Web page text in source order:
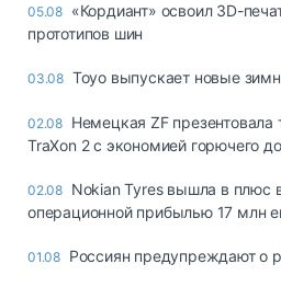
05.08 «Кордиант» освоил 3D-
прототипов шин
03.08 Toyo выпускает новые
02.08 Немецкая ZF
TraXon 2 с экономией горючего
02.08 Nokian Tyres вышла в плюс
операционной прибылью 17 млн
01.08 Россиян предупреждают о